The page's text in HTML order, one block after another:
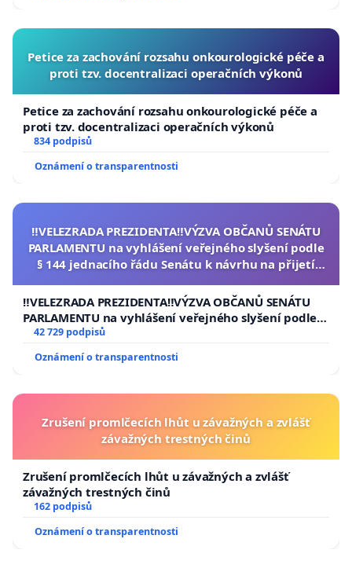
Petice za zachování rozsahu onkourologické péče a
proti tzv. docentralizaci operačních výkonů
Petice za zachování rozsahu onkourologické péče a
proti tzv. docentralizaci operačních výkonů
834 podpisů
Oznámení o transparentnosti
‼️VELEZRADA PREZIDENTA‼️VÝZVA OBČANŮ SENÁTU
PARLAMENTU na vyhlášení veřejného slyšení podle
§ 144 jednacího řádu Senátu k návrhu na přijetí
republiky
‼️VELEZRADA PREZIDENTA‼️VÝZVA OBČANŮ SENÁTU
PARLAMENTU na vyhlášení veřejného slyšení podle §
144 jednacího řádu Senátu k návrhu na přijetí
usnesení k podání ústavní žaloby na prezidenta
republiky
42 729 podpisů
Oznámení o transparentnosti
Zrušení promlčecích lhůt u závažných a zvlášť
závažných trestných činů
Zrušení promlčecích lhůt u závažných a zvlášť
závažných trestných činů
162 podpisů
Oznámení o transparentnosti